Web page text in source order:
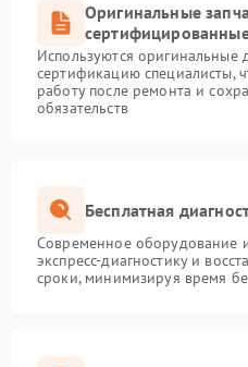
Оригинальные
Используются
сертификацию специалисты,
работу после ремонта и
обязательств
Бесплатная
Современное оборудование
экспресс-диагностику и
сроки, минимизируя время